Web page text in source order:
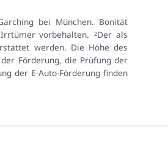
bei München. Bonität
vorbehalten.
2Der als
werden. Die Höhe des
Förderung, die Prüfung der
der E-Auto-Förderung finden